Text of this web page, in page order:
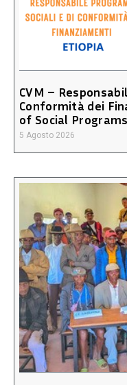
CVM –
Conformità dei
of Social
5 Agosto 2026